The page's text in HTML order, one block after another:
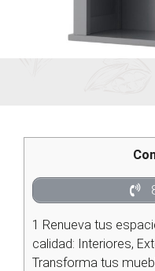
1 Renueva tus
calidad: Interiores,
Transforma tus